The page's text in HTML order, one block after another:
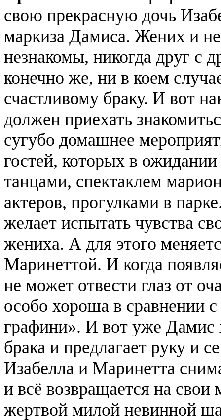
свою прекрасную дочь
маркиза Дамиса. Жених и
незнакомы, никогда друг с
конечно же, ни в коем
счастливому браку. И вот
должен приехать
сугубо домашнее
гостей, которых в
танцами, спектаклем
актеров, прогулками в
желает испытать чувства
жениха. А для этого
Маринеттой. И когда
не может отвести глаз от
особо хороша в сравнении
графини». И вот уже Дамис
брака и предлагает руку и
Изабелла и Маринетта
и всё возвращается на
жертвой милой невинной